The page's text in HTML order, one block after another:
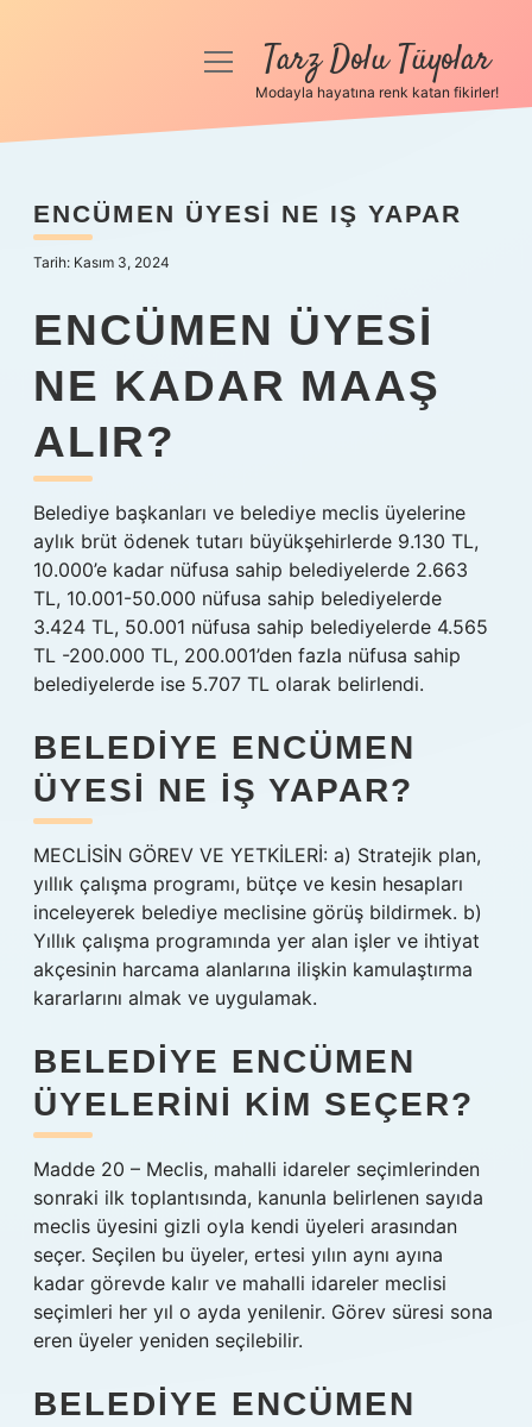
Anasayfa
Yasal Uyarı
menüyüTarz Dolu Tüyolar
Modayla hayatına renk katan fikirler!
ENCÜMEN ÜYESI NE IŞ YAPAR
Tarih: Kasım 3, 2024
ENCÜMEN ÜYESI
NE KADAR MAAŞ
ALIR?
Belediye başkanları ve belediye meclis üyelerine
aylık brüt ödenek tutarı büyükşehirlerde 9.130 TL,
10.000’e kadar nüfusa sahip belediyelerde 2.663
TL, 10.001-50.000 nüfusa sahip belediyelerde
3.424 TL, 50.001 nüfusa sahip belediyelerde 4.565
TL -200.000 TL, 200.001’den fazla nüfusa sahip
belediyelerde ise 5.707 TL olarak belirlendi.
BELEDIYE ENCÜMEN
ÜYESI NE IŞ YAPAR?
MECLİSİN GÖREV VE YETKİLERİ: a) Stratejik plan,
yıllık çalışma programı, bütçe ve kesin hesapları
inceleyerek belediye meclisine görüş bildirmek. b)
Yıllık çalışma programında yer alan işler ve ihtiyat
akçesinin harcama alanlarına ilişkin kamulaştırma
kararlarını almak ve uygulamak.
BELEDIYE ENCÜMEN
ÜYELERINI KIM SEÇER?
Madde 20 – Meclis, mahalli idareler seçimlerinden
sonraki ilk toplantısında, kanunla belirlenen sayıda
meclis üyesini gizli oyla kendi üyeleri arasından
seçer. Seçilen bu üyeler, ertesi yılın aynı ayına
kadar görevde kalır ve mahalli idareler meclisi
seçimleri her yıl o ayda yenilenir. Görev süresi sona
eren üyeler yeniden seçilebilir.
BELEDIYE ENCÜMEN